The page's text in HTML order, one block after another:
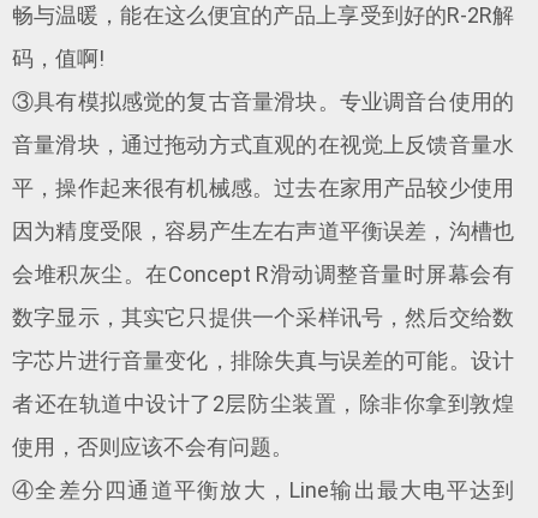
畅与温暖，能在这么便宜的产品上享受到好的R-2R解
码，值啊!
③具有模拟感觉的复古音量滑块。专业调音台使用的
音量滑块，通过拖动方式直观的在视觉上反馈音量水
平，操作起来很有机械感。过去在家用产品较少使用
因为精度受限，容易产生左右声道平衡误差，沟槽也
会堆积灰尘。在Concept R滑动调整音量时屏幕会有
数字显示，其实它只提供一个采样讯号，然后交给数
字芯片进行音量变化，排除失真与误差的可能。设计
者还在轨道中设计了2层防尘装置，除非你拿到敦煌
使用，否则应该不会有问题。
④全差分四通道平衡放大，Line输出最大电平达到